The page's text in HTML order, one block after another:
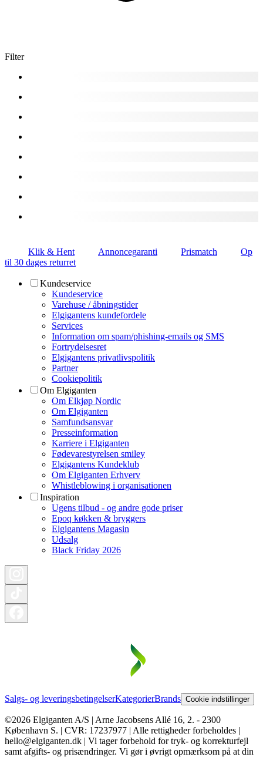
Filter
Klik & Hent Annoncegaranti Prismatch
Op
til 30 dages returret
Kundeservice
Kundeservice
Varehuse / åbningstider
Elgigantens kundefordele
Services
Information om spam/phishing-emails og SMS
Fortrydelsesret
Elgigantens privatlivspolitik
Partner
Cookiepolitik
Om Elgiganten
Om Elkjøp Nordic
Om Elgiganten
Samfundsansvar
Presseinformation
Karriere i Elgiganten
Fødevarestyrelsen smiley
Elgigantens Kundeklub
Om Elgiganten Erhverv
Whistleblowing i organisationen
Inspiration
Ugens tilbud - og andre gode priser
Epoq køkken & bryggers
Elgigantens Magasin
Udsalg
Black Friday 2026
Salgs- og leveringsbetingelserKategorierBrands Cookie indstillinger
©2026 Elgiganten A/S | Arne Jacobsens Allé 16, 2. - 2300
København S. | CVR: 17237977 | Alle rettigheder forbeholdes |
hello@elgiganten.dk | Vi tager forbehold for tryk- og korrekturfejl
samt afgifts- og prisændringer. Vi gør i øvrigt opmærksom på at din